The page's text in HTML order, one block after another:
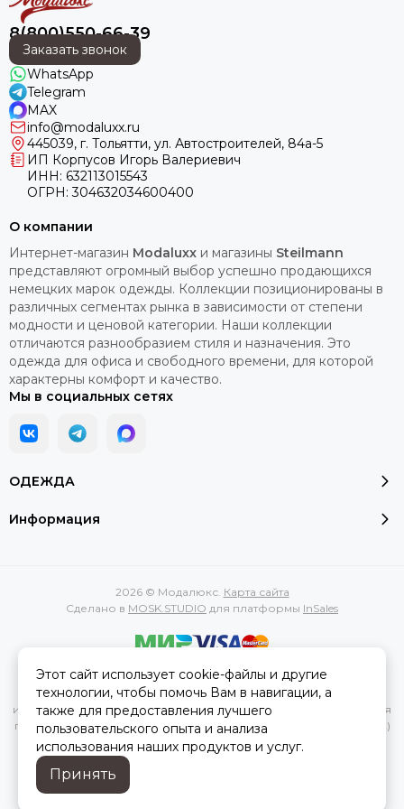
8(800)550-66-39
Заказать звонок
WhatsApp
Telegram
MAX
info@modaluxx.ru
445039, г. Тольятти, ул. Автостроителей, 84а-5
ИП Корпусов Игорь Валериевич
ИНН: 632113015543
ОГРН: 304632034600400
ОДЕЖДА
Информация
О компании
Интернет-магазин Modaluxx и магазины Steilmann
представляют огромный выбор успешно продающихся
немецких марок одежды. Коллекции позиционированы в
различных сегментах рынка в зависимости от степени
модности и ценовой категории. Наши коллекции
отличаются разнообразием стиля и назначения. Это
одежда для офиса и свободного времени, для которой
характерны комфорт и качество.
Мы в социальных сетях
2026 © Модалюкс. Карта сайта
Сделано в MOSK.STUDIO для платформы InSales
Вся представленная на сайте информация, касающаяся
характеристик, стоимости товаров и услуг, носит
информационный характер и ни при каких условиях не является
публичной офертой, определяемой положениями Статьи 437(2)
Гражданского кодекса РФ.
Этот сайт использует cookie-файлы и другие
технологии, чтобы помочь Вам в навигации, а
также для предоставления лучшего
пользовательского опыта и анализа
использования наших продуктов и услуг.
Принять